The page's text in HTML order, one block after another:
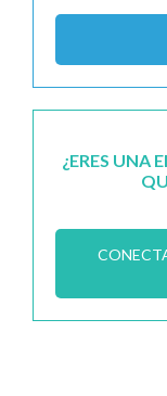
¿ERES UNA